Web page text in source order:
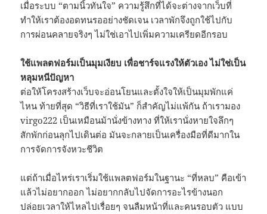
เมื่อระบบ “ตามนิ้วทันใจ” ความรู้สึกที่ได้จะต่างจากเว็บที่
ทำให้เราต้องอดทนรออย่างชัดเจน เวลาพักจึงถูกใช้ไปกับ
การผ่อนคลายจริงๆ ไม่ใช่เอาไปเพิ่มความเครียดอีกรอบ
ใช้แพลตฟอร์มเป็นมุมเงียบ เพื่อชาร์จแรงให้ตัวเอง ไม่ใช่เป็น
หลุมหนีปัญหา
ต่อให้โครงสร้างเว็บจะอ่อนโยนและตั้งใจให้เป็นมุมพักแค่
ไหน ท้ายที่สุด “วิธีที่เราใช้มัน” ก็สำคัญไม่แพ้กัน ถ้าเรามอง
virgo222 เป็นเหมือนม้านั่งข้างทาง ที่ให้เรานั่งหายใจลึกๆ
สักพักก่อนลุกไปเดินต่อ มันจะกลายเป็นเครื่องมือที่ดีมากใน
การจัดการจังหวะชีวิต
แต่ถ้าเมื่อไหร่เราเริ่มใช้แพลตฟอร์มในฐานะ “ที่หลบ” คือเข้า
แล้วไม่อยากออก ไม่อยากกลับไปจัดการอะไรข้างนอก
ปล่อยเวลาให้ไหลไปเรื่อยๆ จนลืมหน้าที่และคนรอบตัว แบบ